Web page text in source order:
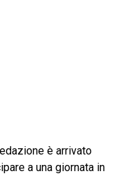
è arrivato
a una giornata in